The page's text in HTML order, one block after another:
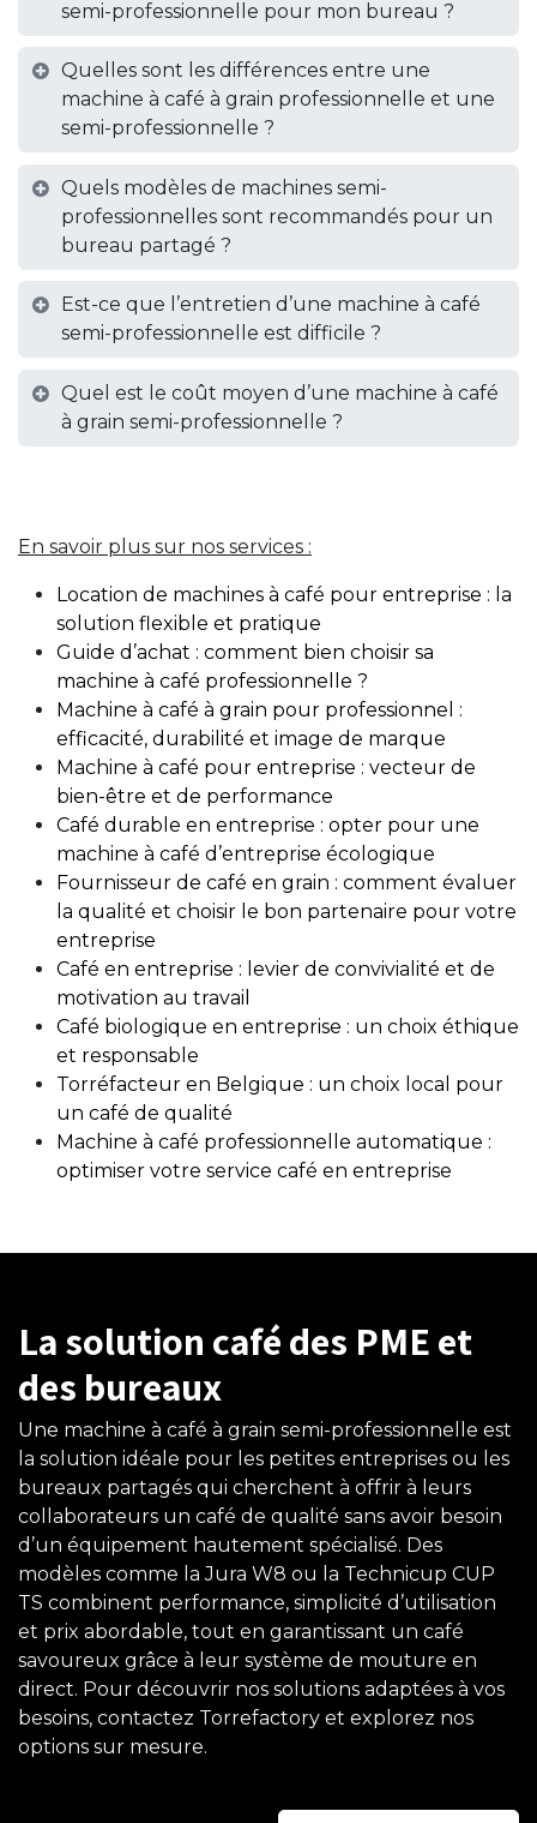
semi-professionnelle pour mon bureau ?
Quelles sont les différences entre une
machine à café à grain professionnelle et une
semi-professionnelle ?
Quels modèles de machines semi-
professionnelles sont recommandés pour un
bureau partagé ?
Est-ce que l’entretien d’une machine à café
semi-professionnelle est difficile ?
Quel est le coût moyen d’une machine à café
à grain semi-professionnelle ?
En savoir plus sur nos services :
Location de machines à café pour entreprise : la
solution flexible et pratique
Guide d’achat : comment bien choisir sa
machine à café professionnelle ?
Machine à café à grain pour professionnel :
efficacité, durabilité et image de marque
Machine à café pour entreprise : vecteur de
bien-être et de performance
Café durable en entreprise : opter pour une
machine à café d’entreprise écologique
Fournisseur de café en grain : comment évaluer
la qualité et choisir le bon partenaire pour votre
entreprise
Café en entreprise : levier de convivialité et de
motivation au travail
Café biologique en entreprise : un choix éthique
et responsable
Torréfacteur en Belgique : un choix local pour
un café de qualité
Machine à café professionnelle automatique :
optimiser votre service café en entreprise
La solution café des PME et
des bureaux
Une machine à café à grain semi-professionnelle est
la solution idéale pour les petites entreprises ou les
bureaux partagés qui cherchent à offrir à leurs
collaborateurs un café de qualité sans avoir besoin
d’un équipement hautement spécialisé. Des
modèles comme la Jura W8 ou la Technicup CUP
TS combinent performance, simplicité d’utilisation
et prix abordable, tout en garantissant un café
savoureux grâce à leur système de mouture en
direct. Pour découvrir nos solutions adaptées à vos
besoins, contactez Torrefactory et explorez nos
options sur mesure.